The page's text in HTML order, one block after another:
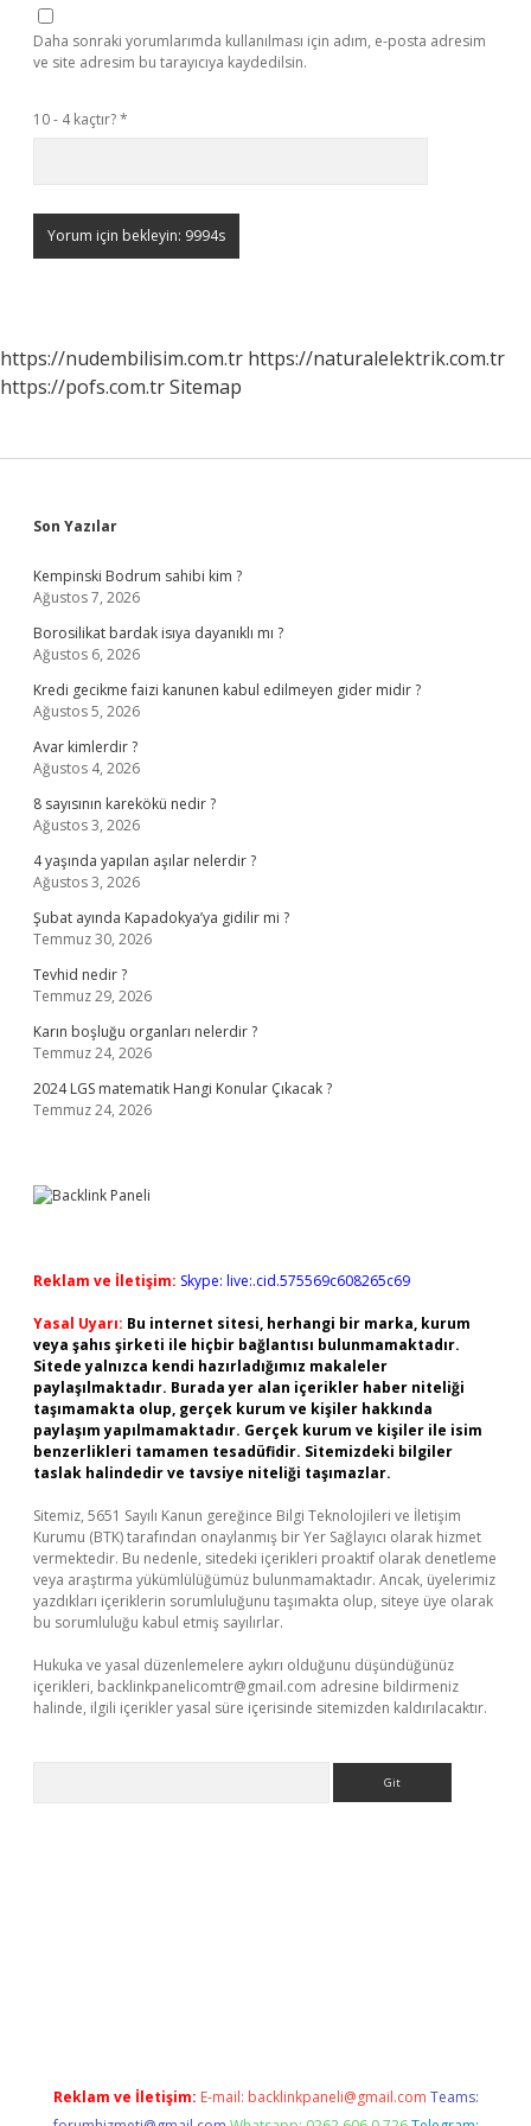
Daha sonraki yorumlarımda kullanılması için adım, e-posta adresim
ve site adresim bu tarayıcıya kaydedilsin.
10 - 4 kaçtır?*
https://nudembilisim.com.tr https://naturalelektrik.com.tr
https://pofs.com.trSitemap
Sidebar
Son Yazılar
Kempinski Bodrum sahibi kim ?
Ağustos 7, 2026
Borosilikat bardak isıya dayanıklı mı ?
Ağustos 6, 2026
Kredi gecikme faizi kanunen kabul edilmeyen gider midir ?
Ağustos 5, 2026
Avar kimlerdir ?
Ağustos 4, 2026
8 sayısının karekökü nedir ?
Ağustos 3, 2026
4 yaşında yapılan aşılar nelerdir ?
Ağustos 3, 2026
Şubat ayında Kapadokya’ya gidilir mi ?
Temmuz 30, 2026
Tevhid nedir ?
Temmuz 29, 2026
Karın boşluğu organları nelerdir ?
Temmuz 24, 2026
2024 LGS matematik Hangi Konular Çıkacak ?
Temmuz 24, 2026
Reklam ve İletişim: Skype: live:.cid.575569c608265c69
Yasal Uyarı: Bu internet sitesi, herhangi bir marka, kurum
veya şahıs şirketi ile hiçbir bağlantısı bulunmamaktadır.
Sitede yalnızca kendi hazırladığımız makaleler
paylaşılmaktadır. Burada yer alan içerikler haber niteliği
taşımamakta olup, gerçek kurum ve kişiler hakkında
paylaşım yapılmamaktadır. Gerçek kurum ve kişiler ile isim
benzerlikleri tamamen tesadüfidir. Sitemizdeki bilgiler
taslak halindedir ve tavsiye niteliği taşımazlar.
Sitemiz, 5651 Sayılı Kanun gereğince Bilgi Teknolojileri ve İletişim
Kurumu (BTK) tarafından onaylanmış bir Yer Sağlayıcı olarak hizmet
vermektedir. Bu nedenle, sitedeki içerikleri proaktif olarak denetleme
veya araştırma yükümlülüğümüz bulunmamaktadır. Ancak, üyelerimiz
yazdıkları içeriklerin sorumluluğunu taşımakta olup, siteye üye olarak
bu sorumluluğu kabul etmiş sayılırlar.
Hukuka ve yasal düzenlemelere aykırı olduğunu düşündüğünüz
içerikleri, backlinkpanelicomtr@gmail.com adresine bildirmeniz
halinde, ilgili içerikler yasal süre içerisinde sitemizden kaldırılacaktır.
Reklam ve İletişim: E-mail: backlinkpaneli@gmail.com Teams: